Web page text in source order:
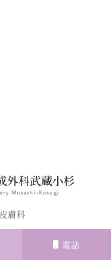
電話
膚科
14 foodium 武蔵小杉